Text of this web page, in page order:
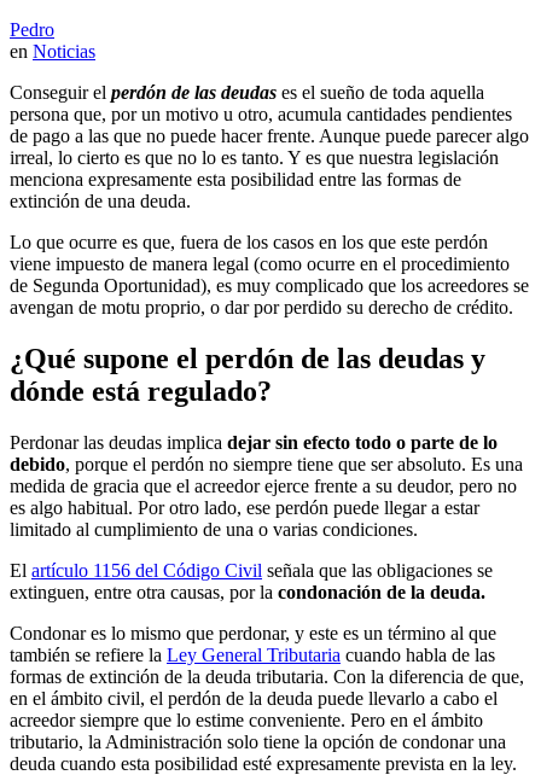
Pedro
en Noticias
Conseguir el perdón de las deudas es el sueño de toda aquella
persona que, por un motivo u otro, acumula cantidades pendientes
de pago a las que no puede hacer frente. Aunque puede parecer algo
irreal, lo cierto es que no lo es tanto. Y es que nuestra legislación
menciona expresamente esta posibilidad entre las formas de
extinción de una deuda.
Lo que ocurre es que, fuera de los casos en los que este perdón
viene impuesto de manera legal (como ocurre en el procedimiento
de Segunda Oportunidad), es muy complicado que los acreedores se
avengan de motu proprio, o dar por perdido su derecho de crédito.
¿Qué supone el perdón de las deudas y
dónde está regulado?
Perdonar las deudas implica dejar sin efecto todo o parte de lo
debido, porque el perdón no siempre tiene que ser absoluto. Es una
medida de gracia que el acreedor ejerce frente a su deudor, pero no
es algo habitual. Por otro lado, ese perdón puede llegar a estar
limitado al cumplimiento de una o varias condiciones.
El artículo 1156 del Código Civil señala que las obligaciones se
extinguen, entre otra causas, por la condonación de la deuda.
Condonar es lo mismo que perdonar, y este es un término al que
también se refiere la Ley General Tributaria cuando habla de las
formas de extinción de la deuda tributaria. Con la diferencia de que,
en el ámbito civil, el perdón de la deuda puede llevarlo a cabo el
acreedor siempre que lo estime conveniente. Pero en el ámbito
tributario, la Administración solo tiene la opción de condonar una
deuda cuando esta posibilidad esté expresamente prevista en la ley.